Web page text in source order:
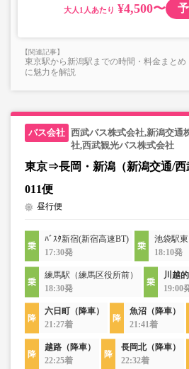
大人 ¥4,500〜
東京駅から新潟駅までの時間・料金まとめ
に魅力を解説
西武バス株式会社,新潟交通
社,西武観光バス株式会社
東京⇒長岡・新潟（新潟交通/西
011便
昼行便
ﾊﾞｽﾀ新宿(新宿高速BT)
17:30発
池袋駅東
18:10発
練馬駅（練馬区役所前）
18:30発
川越
19:00
六日町（降車）
21:27着
魚沼（降車）
21:41着
越路（降車）
22:25着
長岡北（降車）
22:32着